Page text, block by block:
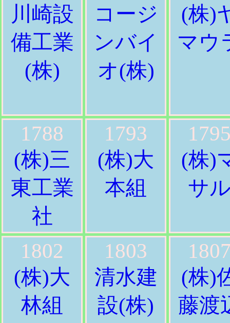
川崎設
備工業
(株)
コージ
ンバイ
オ(株)
(株)
マウ
1788
(株)三
東工業
社
1793
(株)大
本組
(株)
サ
1802
(株)大
林組
1803
清水建
設(株)
(株)
藤渡